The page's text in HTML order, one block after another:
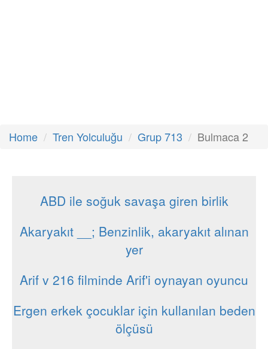
Home Tren Yolculuğu Grup 713 Bulmaca 2
ABD ile soğuk savaşa giren birlik
Akaryakıt __; Benzinlik, akaryakıt alınan
yer
Arif v 216 filminde Arif'i oynayan oyuncu
Ergen erkek çocuklar için kullanılan beden
ölçüsü